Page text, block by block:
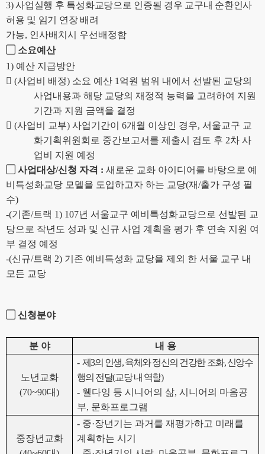
3)사업실행 후 특성화교당으로 인증될 경우 교구내 순환인사
허용 및 임기 연장 배려
가능, 인사배치시 우선배정함
소요예산
1) 예산 지급방안
 (사업비 배정) 소요 예산 1 억원 범위 내에서 선발된 교당의
사업내용과 해당 교당의 재정적 능력을 고려하여 지원
기간과 지원 금액을 결정
 (사업비 교부) 사업기간이 6개월 이상인 경우, 서울교구 교
화기획위원회로 중간보고서를 제출시 검토 후 2차 사
업비 지원 예정
사업대상/신청 자격 : 새로운 교화 아이디어를 바탕으로 예
비특성화교당 모델을 도입하고자 하는 교당(재/출가 구성 필
수)
-(기존/트랙 1) 107년 서울교구 예비특성화교당으로 선발된 교
당으로 작년도 성과 및 신규 사업 계획을 평가 후 연속 지원 여
부 결정 예정
-(신규/트랙 2) 기존 예비특성화 교당을 제외 한 서울 교구 내
모든 교당
신청분야
분 야 내 용
노년교화
(70~90대)
- 제3의 인생,육체와 정신의 건강한 조화,신앙수
행의 전달(교당 내 역할)
- 웰다잉 등 시니어의 삶, 시니어의 마음공
부, 문화프로그램
중장년교화
- 중·장년기는 과거를 재평가하고 미래를
계획하는 시기